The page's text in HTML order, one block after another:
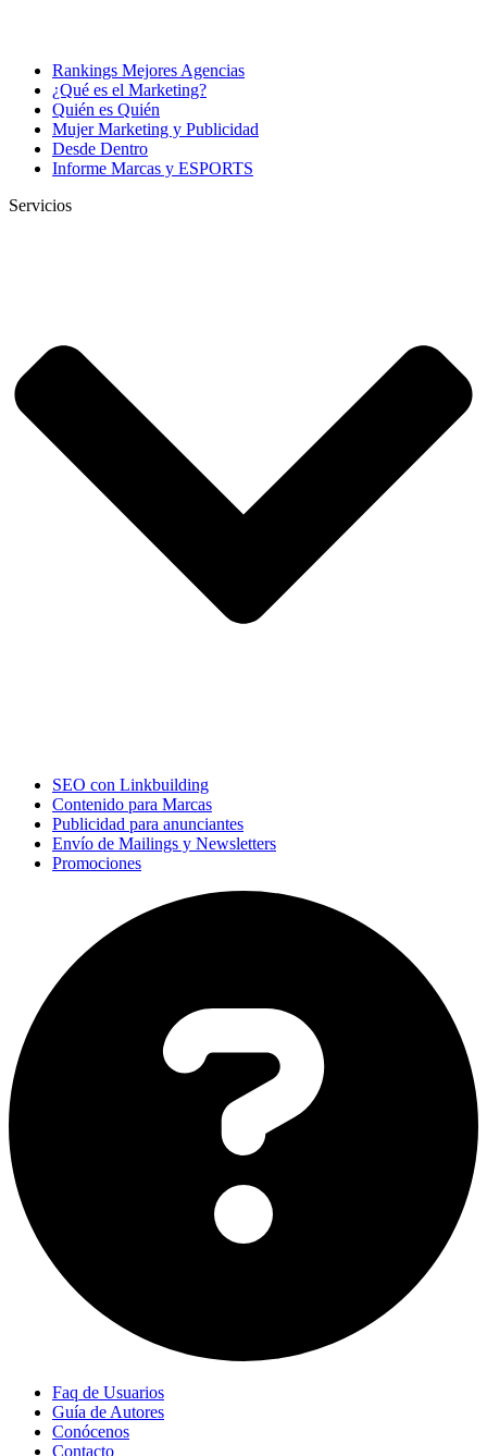
Rankings Mejores Agencias
¿Qué es el Marketing?
Quién es Quién
Mujer Marketing y Publicidad
Desde Dentro
Informe Marcas y ESPORTS
Servicios
SEO con Linkbuilding
Contenido para Marcas
Publicidad para anunciantes
Envío de Mailings y Newsletters
Promociones
Faq de Usuarios
Guía de Autores
Conócenos
Contacto